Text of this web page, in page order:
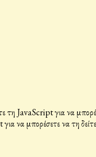
τη JavaScript για να
να μπορέσετε να τη